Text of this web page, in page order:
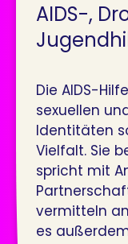
AIDS-,
Die AIDS-
sexuellen
Identitäten
Vielfalt. Sie
spricht mit
vermitteln
es